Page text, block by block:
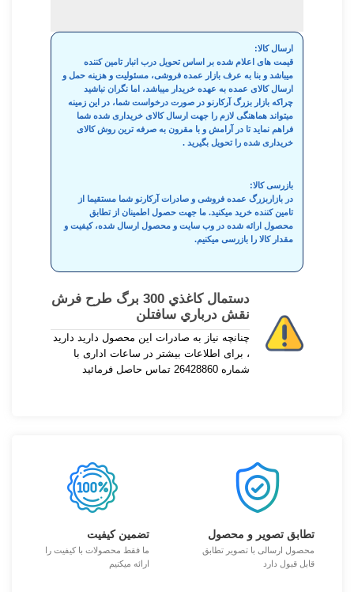
ارسال کالا:
قیمت های اعلام شده بر اساس تحویل درب انبار تامین کننده
میباشد و بنا به عرف بازار عمده فروشی، مسئولیت و هزینه حمل و
ارسال کالای عمده به عهده خریدار میباشد، اما نگران نباشید
چراکه بازار بزرگ آرکارنو در صورت درخواست شما، در این زمینه
میتواند هماهنگی لازم را جهت ارسال کالای خریداری شده شما
فراهم نماید تا در آرامش و با مقرون به صرفه ترین روش کالای
خریداری شده را تحویل بگیرید .
بازرسی کالا:
در بازاربزرگ عمده فروشی و صادرات آرکارنو شما مستقیما از
تامین کننده خرید میکنید. ما جهت حصول اطمینان از تطابق
محصول ارائه شده در وب سایت و محصول ارسال شده، کیفیت و
مقدار کالا را بازرسی میکنیم.
دستمال كاغذي 300 برگ طرح فرش
نقش درباري سافتلن
چنانچه نیاز به صادرات این محصول دارید دارید
، برای اطلاعات بیشتر در ساعات اداری با
شماره 26428860 تماس حاصل فرمائید
تطابق تصویر و محصول
محصول ارسالی با تصویر تطابق
قابل قبول دارد
تضمین کیفیت
ما فقط محصولات با کیفیت را
ارائه میکنیم